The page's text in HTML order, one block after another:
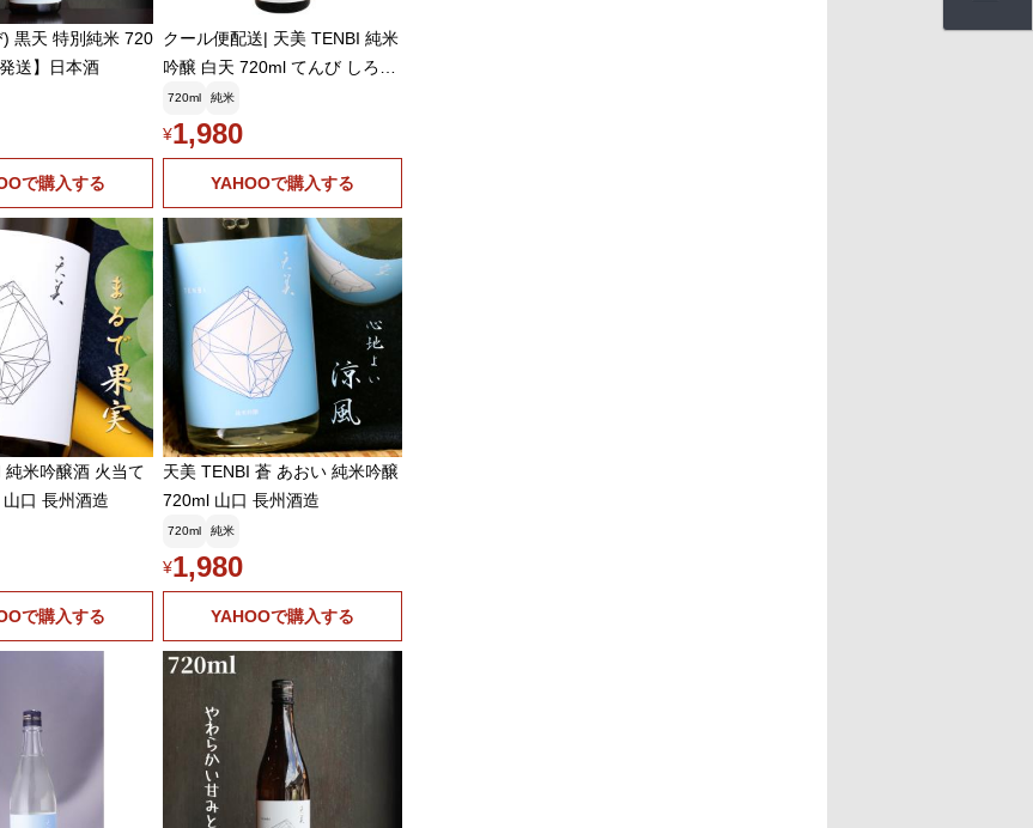
黒天 特別純米 720
送】日本酒
で購入する
クール便配送| 天美 TENBI 純米
吟醸 白天 720ml てんび しろて
ん 長州酒造 お中元ギフト
720ml 純米
¥1,980
YAHOOで購入する
純米吟醸酒 火当て
口 長州酒造
で購入する
天美 TENBI 蒼 あおい 純米吟醸
720ml 山口 長州酒造
720ml 純米
¥1,980
YAHOOで購入する